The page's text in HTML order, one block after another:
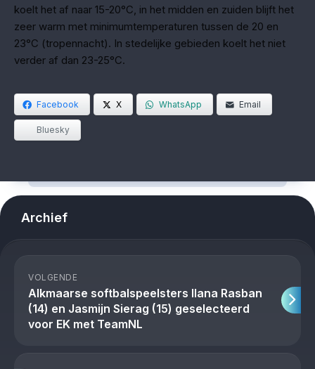
koelt het af naar 15-20°C, in het midden en zuiden blijft het
zeer warm met minimumtemperaturen tussen de 20 en
23°C (tropennacht). In stedelijke gebieden koelt het niet
verder af dan 23-25°C.
Facebook X WhatsApp Email
Bluesky
Archief
VOLGENDE
Alkmaarse softbalspeelsters Ilana Rasban
(14) en Jasmijn Sierag (15) geselecteerd
voor EK met TeamNL